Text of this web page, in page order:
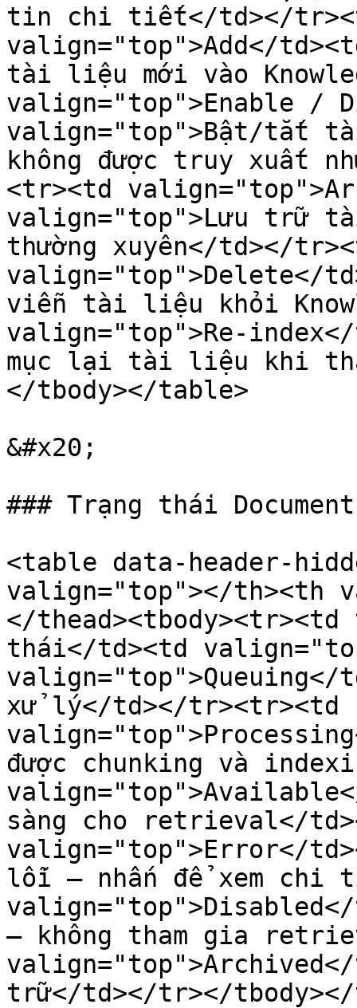
tin chi tiết</td></
valign="top">Add</
tài liệu mới vào
valign="top">Enable /
valign="top">Bật/tắt
không được truy xuất
<tr><td
valign="top">Lưu trữ
thường xuyên</td></
valign="top">Delete</
viễn tài liệu khỏi
valign="top">Re-
mục lại tài liệu khi
</tbody></table>
&#x20;
### Trạng thái Document
<table data-header-
valign="top"></th><th
</
thái</td><td
xử lý</td></tr><tr><td
được chunking và
sàng cho retrieval</
valign="top">Error</
lỗi — nhấn để xem chi
— không tham gia
trữ</td></tr></